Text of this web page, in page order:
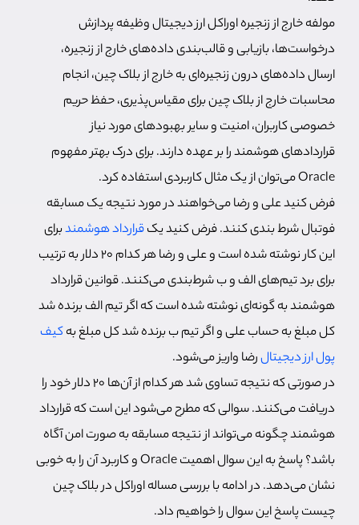
مولفه خارج از زنجیره اوراکل ارز دیجیتال وظیفه پردازش
درخواست‌ها، بازیابی و قالب‌بندی داده‌های خارج از زنجیره،
ارسال داده‌های درون زنجیره‌ای به خارج از بلاک چین، انجام
محاسبات خارج از بلاک چین برای مقیاس‌پذیری، حفظ حریم
خصوصی کاربران، امنیت و سایر بهبودهای مورد نیاز
قراردادهای هوشمند را بر عهده دارند. برای درک بهتر مفهوم
Oracle می‌توان از یک مثال کاربردی استفاده کرد.
فرض کنید علی و رضا می‌خواهند در مورد نتیجه یک مسابقه
فوتبال شرط بندی کنند. فرض کنید یکقرارداد هوشمندبرای
این کار نوشته شده است و علی و رضا هر کدام 20 دلار به ترتیب
برای برد تیم‌های الف و ب شرط‌بندی می‌کنند. قوانین قرارداد
هوشمند به گونه‌ای نوشته شده است که اگر تیم الف برنده شد
کل مبلغ به حساب علی و اگر تیم ب برنده شد کل مبلغ بهکیف
پول ارز دیجیتالرضا واریز می‌شود.
در صورتی که نتیجه تساوی شد هر کدام از آن‌ها 20 دلار خود را
دریافت می‌کنند. سوالی که مطرح می‌شود این است که قرارداد
هوشمند چگونه می‌تواند از نتیجه مسابقه به صورت امن آگاه
باشد؟ پاسخ به این سوال اهمیت Oracle و کاربرد آن را به خوبی
نشان می‌دهد. در ادامه با بررسی مساله اوراکل در بلاک چین
چیست پاسخ این سوال را خواهیم داد.